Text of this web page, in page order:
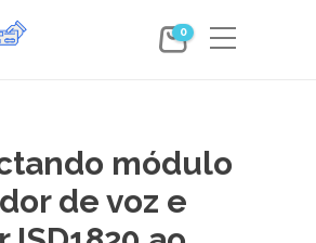
0
módulo
de voz e